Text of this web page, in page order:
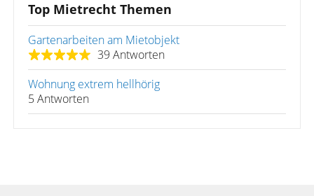
Top Mietrecht Themen
Gartenarbeiten am Mietobjekt
39 Antworten
Wohnung extrem hellhörig
5 Antworten